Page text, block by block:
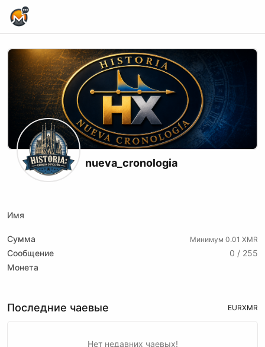
nueva_cronologia
Имя
Сумма Минимум 0.01 XMR
Сообщение
0 / 255
Монета
Последние чаевые EURXMR
Нет недавних чаевых!